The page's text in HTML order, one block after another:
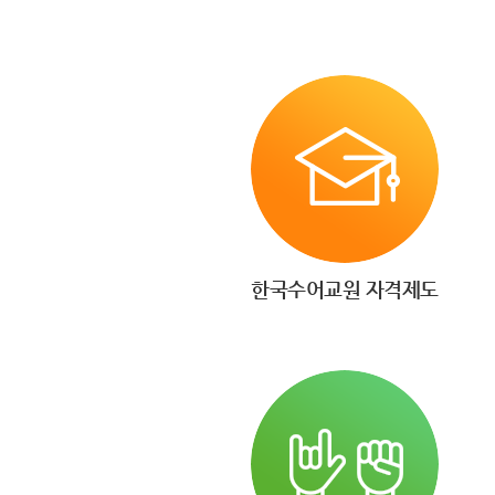
한국수어교원 자격제도